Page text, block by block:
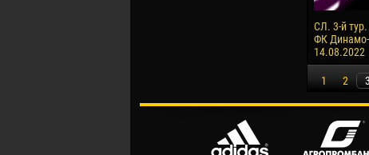
СЛ. 3-й
ФК Динамо-
14.08.2022
1 2 3